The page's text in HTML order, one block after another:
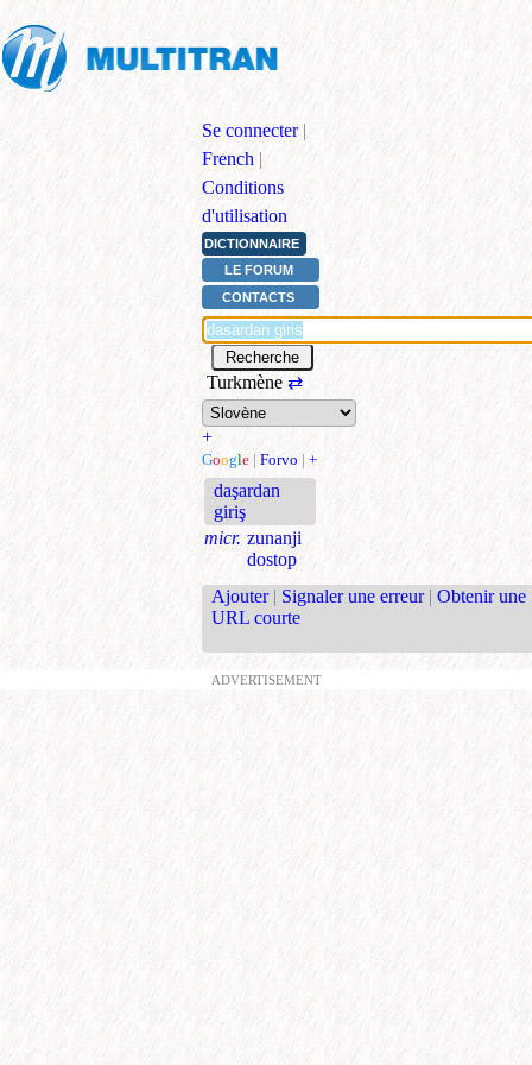
Se connecter |
French |
Conditions
d'utilisation
DICTIONNAIRE
LE FORUM
CONTACTS
Turkmène ⇄
+
Google | Forvo | +
daşardan
giriş
micr. zunanji
dostop
Ajouter | Signaler une erreur | Obtenir une
URL courte
ADVERTISEMENT